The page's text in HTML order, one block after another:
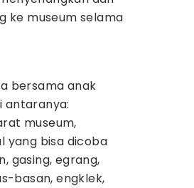
ke museum selama
bersama anak
antaranya:
museum,
yang bisa dicoba
gasing, egrang,
basan, engklek,